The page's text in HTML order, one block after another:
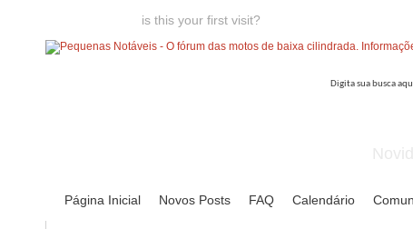
is this your first visit?
Página Inicial Novos Posts FAQ Calendário